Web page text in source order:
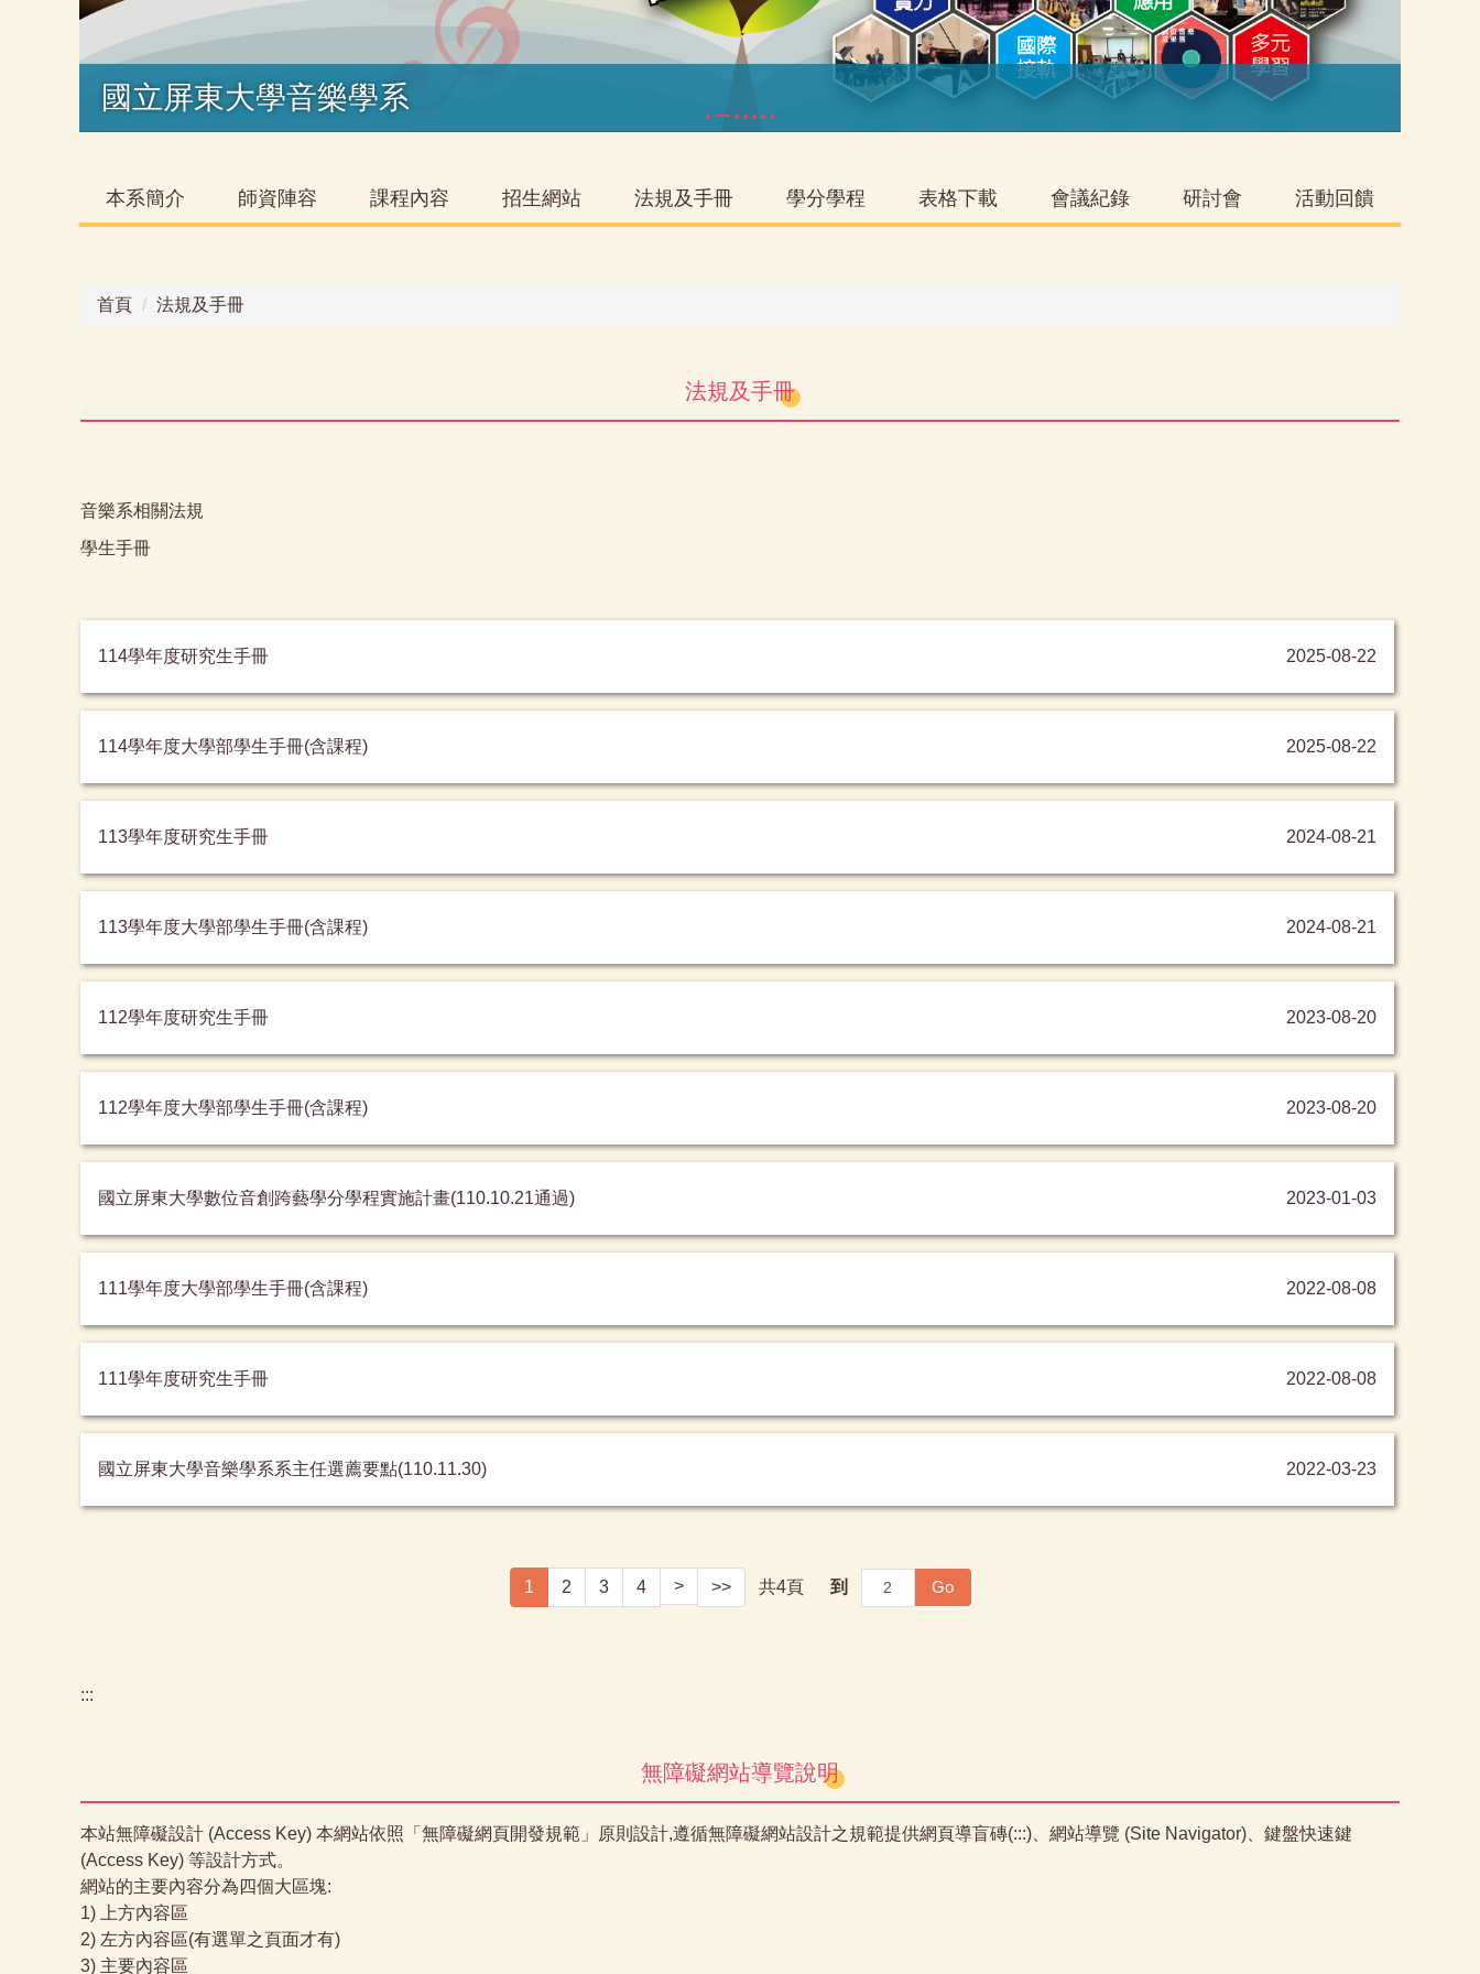
國立屏東大學音樂學系
本系簡介 師資陣容 課程內容 招生網站 法規及手冊 學分學程 表格下載 會議紀錄 研討會 活動回饋
首頁 法規及手冊
法規及手冊
音樂系相關法規
學生手冊
114學年度研究生手冊 2025-08-22
114學年度大學部學生手冊(含課程) 2025-08-22
113學年度研究生手冊 2024-08-21
113學年度大學部學生手冊(含課程) 2024-08-21
112學年度研究生手冊 2023-08-20
112學年度大學部學生手冊(含課程) 2023-08-20
國立屏東大學數位音創跨藝學分學程實施計畫(110.10.21通過) 2023-01-03
111學年度大學部學生手冊(含課程) 2022-08-08
111學年度研究生手冊 2022-08-08
國立屏東大學音樂學系系主任選薦要點(110.11.30) 2022-03-23
1 2 3 4 > >> 共4頁 到 Go
:::
無障礙網站導覽說明
本站無障礙設計 (Access Key) 本網站依照「無障礙網頁開發規範」原則設計,遵循無障礙網站設計之規範提供網頁導盲磚(:::)、網站導覽 (Site Navigator)、鍵盤快速鍵
(Access Key) 等設計方式。
網站的主要內容分為四個大區塊:
1) 上方內容區
2) 左方內容區(有選單之頁面才有)
3) 主要內容區